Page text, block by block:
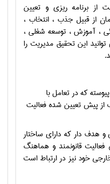
از برنامه ريزی و تعيين
از قبيل جذب ، انتخاب ،
، آموزش ، توسعه شغلی ،
این تحقیق مدیریت را
که در تعامل با
از پيش تعيين شده فعاليت
هدف دار که دارای ساختار
قانونمند و هماهنگ
خود نيز در ارتباط است